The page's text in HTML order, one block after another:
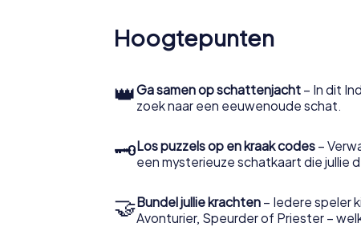
Hoogtepunten
👑Ga samen op schattenjacht – In dit
zoek naar een eeuwenoude schat.
🗝Los puzzels op en kraak codes –
een mysterieuze schatkaart die jullie
🤝Bundel jullie krachten – Iedere speler
Avonturier, Speurder of Priester –